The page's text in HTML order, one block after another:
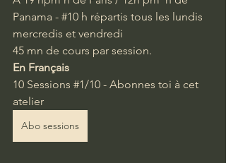
Panama - #10 h répartis tous les lundis
mercredis et vendredi
45 mn de cours par session.
En Français
10 Sessions #1/10 - Abonnes toi à cet
atelier
Abo sessions